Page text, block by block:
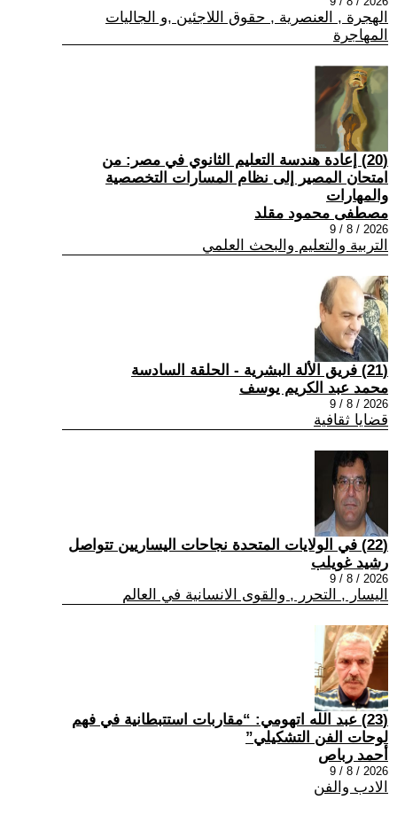
الهجرة , العنصرية , حقوق اللاجئين ,و الجاليات
المهاجرة
(20) إعادة هندسة التعليم الثانوي في مصر: من
امتحان المصير إلى نظام المسارات التخصصية
والمهارات
مصطفى محمود مقلد
2026 / 8 / 9
التربية والتعليم والبحث العلمي
(21) فريق الألة البشرية - الحلقة السادسة
محمد عبد الكريم يوسف
2026 / 8 / 9
قضايا ثقافية
(22) في الولايات المتحدة نجاحات اليساريين تتواصل
رشيد غويلب
2026 / 8 / 9
اليسار , التحرر , والقوى الانسانية في العالم
(23) عبد الله اتهومي: “مقاربات استتبطانية في فهم
لوحات الفن التشكيلي”
أحمد رباص
2026 / 8 / 9
الادب والفن